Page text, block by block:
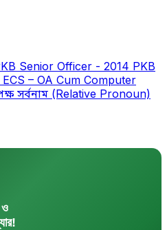
Senior Officer - 2014 PKB
ECS – OA Cum Computer
সর্বনাম (Relative Pronoun)